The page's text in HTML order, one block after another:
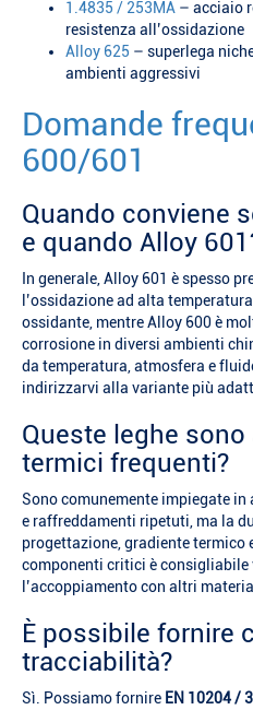
1.4835 / 253MA – acciaio
resistenza all’ossidazione
Alloy 625 – superlega
ambienti aggressivi
Domande
600/601
Quando conviene
e quando Alloy
In generale, Alloy 601 è spesso
l’ossidazione ad alta
ossidante, mentre Alloy 600 è
corrosione in diversi ambienti
da temperatura, atmosfera e
indirizzarvi alla variante più
Queste leghe
termici frequenti?
Sono comunemente impiegate
e raffreddamenti ripetuti, ma la
progettazione, gradiente termico
componenti critici è
l’accoppiamento con altri
È possibile fornire
tracciabilità?
Sì. Possiamo fornire EN 10204 /